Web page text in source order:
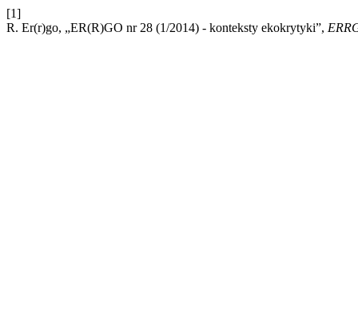
[1]
R. Er(r)go, „ER(R)GO nr 28 (1/2014) - konteksty ekokrytyki”,